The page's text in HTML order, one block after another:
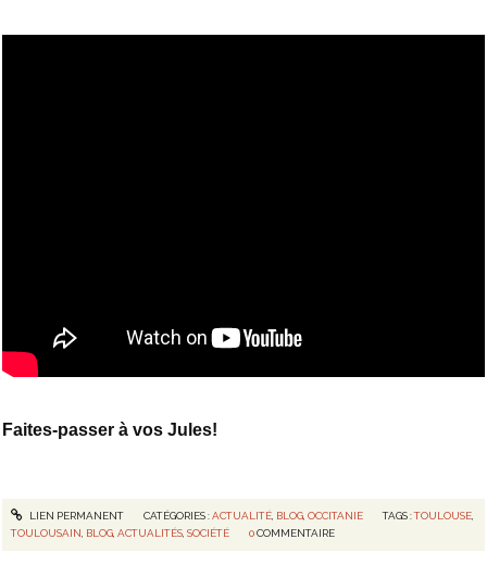
Faites-passer à vos Jules!
LIEN PERMANENT CATÉGORIES :ACTUALITÉ, BLOG, OCCITANIE TAGS :TOULOUSE
TOULOUSAIN BLOG ,ACTUALITÉS ,SOCIÉTÉ 0 COMMENTAIRE